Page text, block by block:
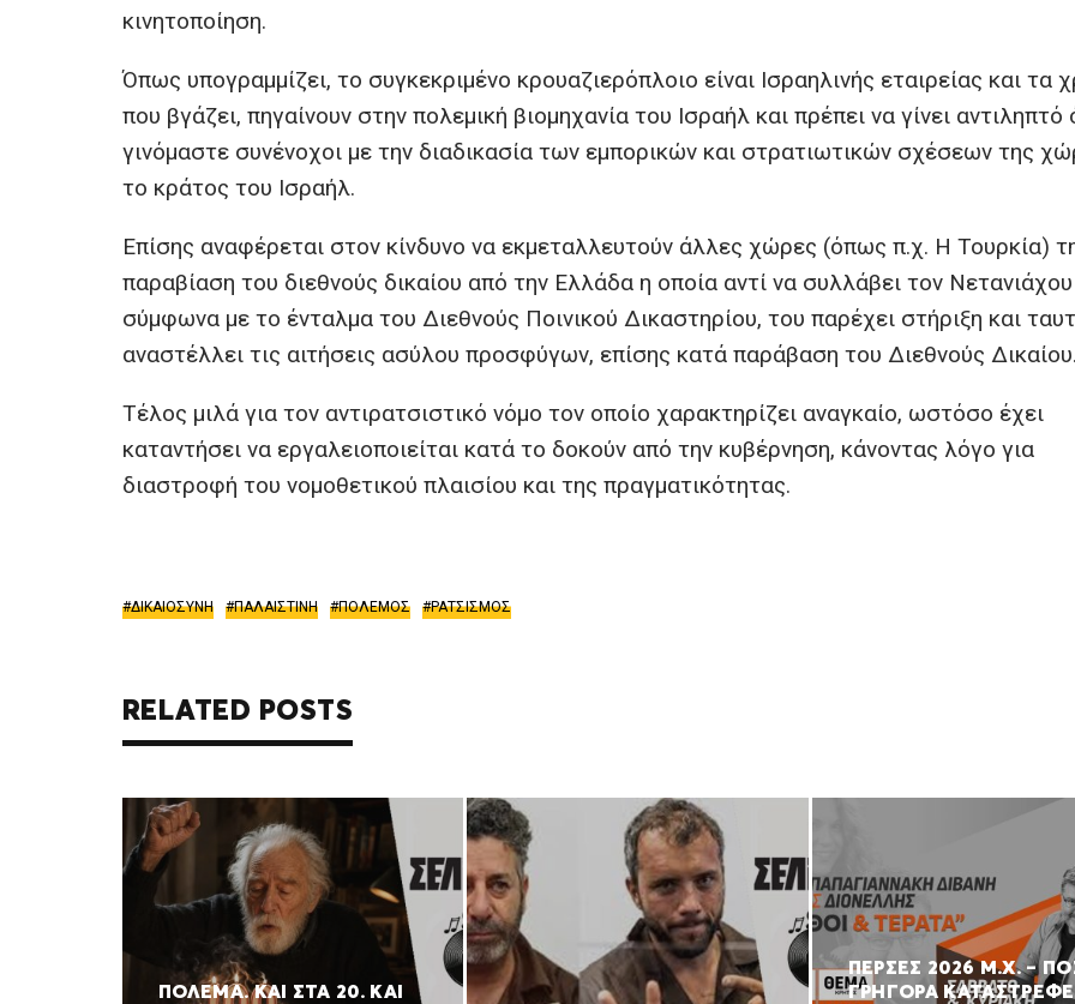
κινητοποίηση.
Όπως υπογραμμίζει, το συγκεκριμένο κρουαζιερόπλοιο είναι Ισραηλινής εταιρείας και τα
που βγάζει, πηγαίνουν στην πολεμική βιομηχανία του Ισραήλ και πρέπει να γίνει αντιληπτό
γινόμαστε συνένοχοι με την διαδικασία των εμπορικών και στρατιωτικών σχέσεων της
το κράτος του Ισραήλ.
Επίσης αναφέρεται στον κίνδυνο να εκμεταλλευτούν άλλες χώρες (όπως π.χ. Η Τουρκία)
παραβίαση του διεθνούς δικαίου από την Ελλάδα η οποία αντί να συλλάβει τον Νετανιάχου
σύμφωνα με το ένταλμα του Διεθνούς Ποινικού Δικαστηρίου, του παρέχει στήριξη και
αναστέλλει τις αιτήσεις ασύλου προσφύγων, επίσης κατά παράβαση του Διεθνούς Δικαίου.
Τέλος μιλά για τον αντιρατσιστικό νόμο τον οποίο χαρακτηρίζει αναγκαίο, ωστόσο έχει
καταντήσει να εργαλειοποιείται κατά το δοκούν από την κυβέρνηση, κάνοντας λόγο για
διαστροφή του νομοθετικού πλαισίου και της πραγματικότητας.
ΔΙΚΑΙΟΣΥΝΗ ΠΑΛΑΙΣΤΙΝΗ ΠΟΛΕΜΟΣ ΡΑΤΣΙΣΜΟΣ
RELATED POSTS
ΠΟΛΈΜΑ. ΚΑΙ ΣΤΑ 20. ΚΑΙ
ΠΕΡΣΕΣ 2026 Μ.Χ. –
ΓΡΗΓΟΡΑ